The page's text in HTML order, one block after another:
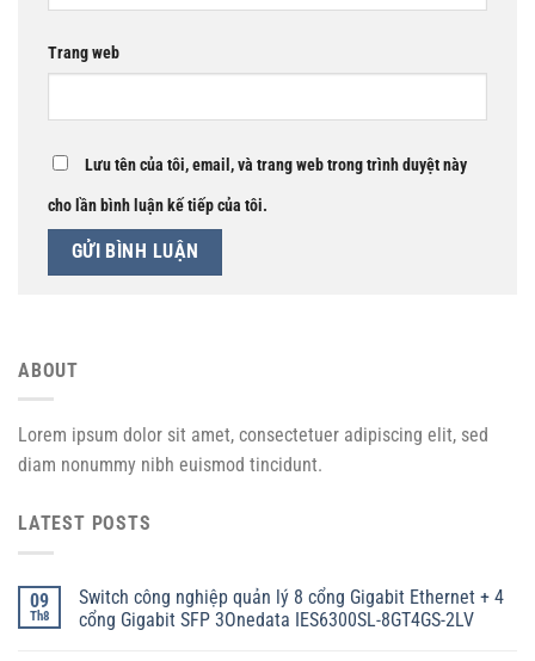
Trang web
Lưu tên của tôi, email, và trang web trong trình duyệt này
cho lần bình luận kế tiếp của tôi.
ABOUT
Lorem ipsum dolor sit amet, consectetuer adipiscing elit, sed
diam nonummy nibh euismod tincidunt.
LATEST POSTS
09
Th8
Switch công nghiệp quản lý 8 cổng Gigabit Ethernet + 4
cổng Gigabit SFP 3Onedata IES6300SL-8GT4GS-2LV